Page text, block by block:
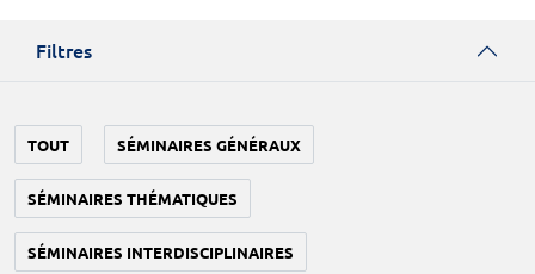
Filtres
TOUT SÉMINAIRES GÉNÉRAUX
SÉMINAIRES THÉMATIQUES
SÉMINAIRES INTERDISCIPLINAIRES